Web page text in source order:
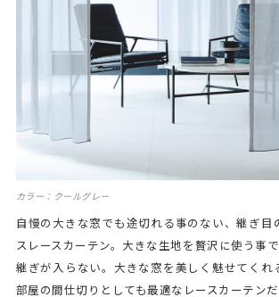
カラー：クールグレー
自慢の大きな窓でも途切れる事のない、継ぎ目
スレースカーテン。大きな生地を贅沢に使う事
継ぎが入らない。大きな窓を美しく魅せてくれ
部屋の間仕切りとしても最適なレースカーテンだ